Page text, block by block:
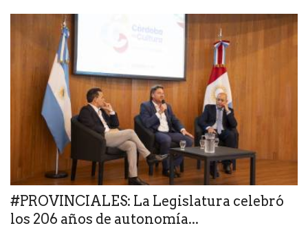
#PROVINCIALES: La Legislatura celebró
los 206 años de autonomía...